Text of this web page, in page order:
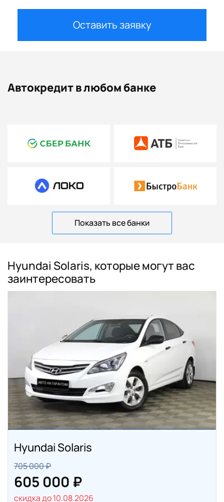
Оставить заявку
Автокредит в любом банке
Показать все банки
Hyundai Solaris, которые могут вас
заинтересовать
Hyundai Solaris
705 000 ₽
605 000 ₽
скидка до 10.08.2026